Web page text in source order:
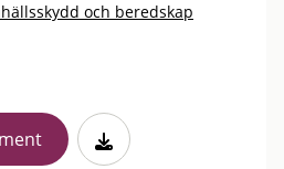
och beredskap